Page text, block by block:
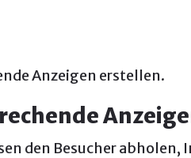
Anzeigen erstellen.
den Besucher abholen,